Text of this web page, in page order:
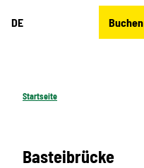
DE Buchen
Startseite
Basteibrücke